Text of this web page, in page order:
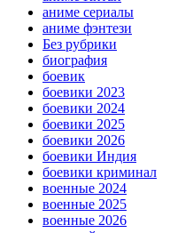
аниме сериалы
аниме фэнтези
Без рубрики
биография
боевик
боевики 2023
боевики 2024
боевики 2025
боевики 2026
боевики Индия
боевики криминал
военные 2024
военные 2025
военные 2026